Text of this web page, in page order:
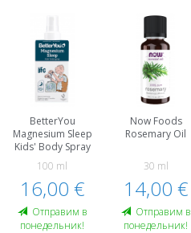
BetterYou
Magnesium Sleep
Kids' Body Spray
100 ml
16,00 €
Oтправим в
понедельник!
Now Foods
Rosemary Oil
30 ml
14,00 €
Oтправим в
понедельник!